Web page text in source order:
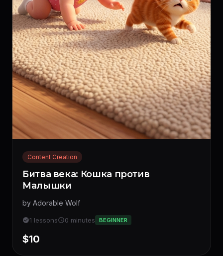
Content Creation
Битва века: Кошка против
Малышки
by Adorable Wolf
1 lessons 0 minutes BEGINNER
$10